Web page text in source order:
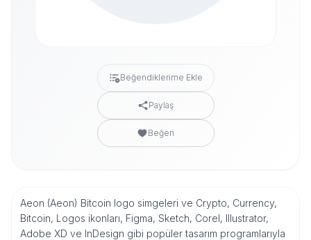
Beğendiklerime Ekle
Paylaş
Beğen
Aeon (Aeon) Bitcoin logo simgeleri ve Crypto, Currency,
Bitcoin, Logos ikonları, Figma, Sketch, Corel, Illustrator,
Adobe XD ve InDesign gibi popüler tasarım programlarıyla